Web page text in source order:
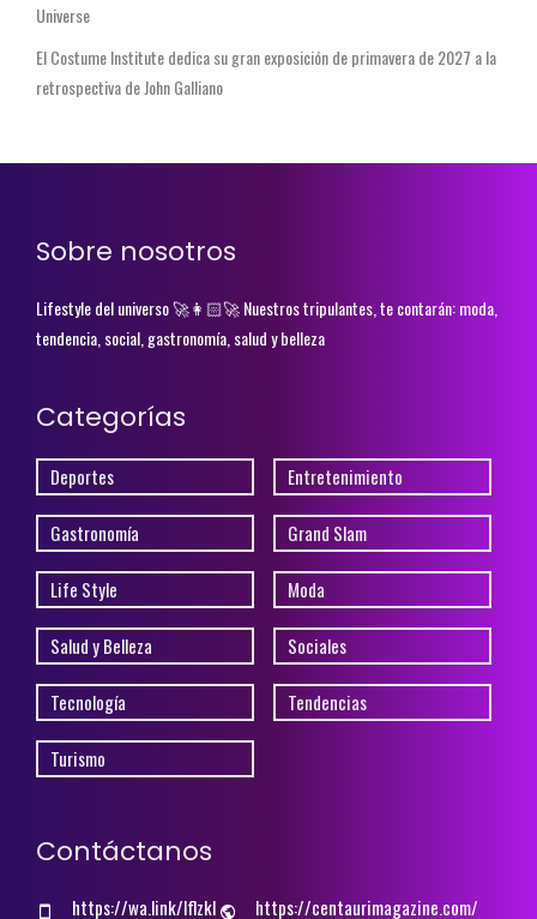
Universe
El Costume Institute dedica su gran exposición de primavera de 2027 a la
retrospectiva de John Galliano
Sobre nosotros
Lifestyle del universo 🚀👩🏻‍🚀 Nuestros tripulantes, te contarán: moda,
tendencia, social, gastronomía, salud y belleza
Categorías
Deportes Entretenimiento
Gastronomía Grand Slam
Life Style Moda
Salud y Belleza Sociales
Tecnología Tendencias
Turismo
Contáctanos
https://wa.link/lflzkl https://centaurimagazine.com/